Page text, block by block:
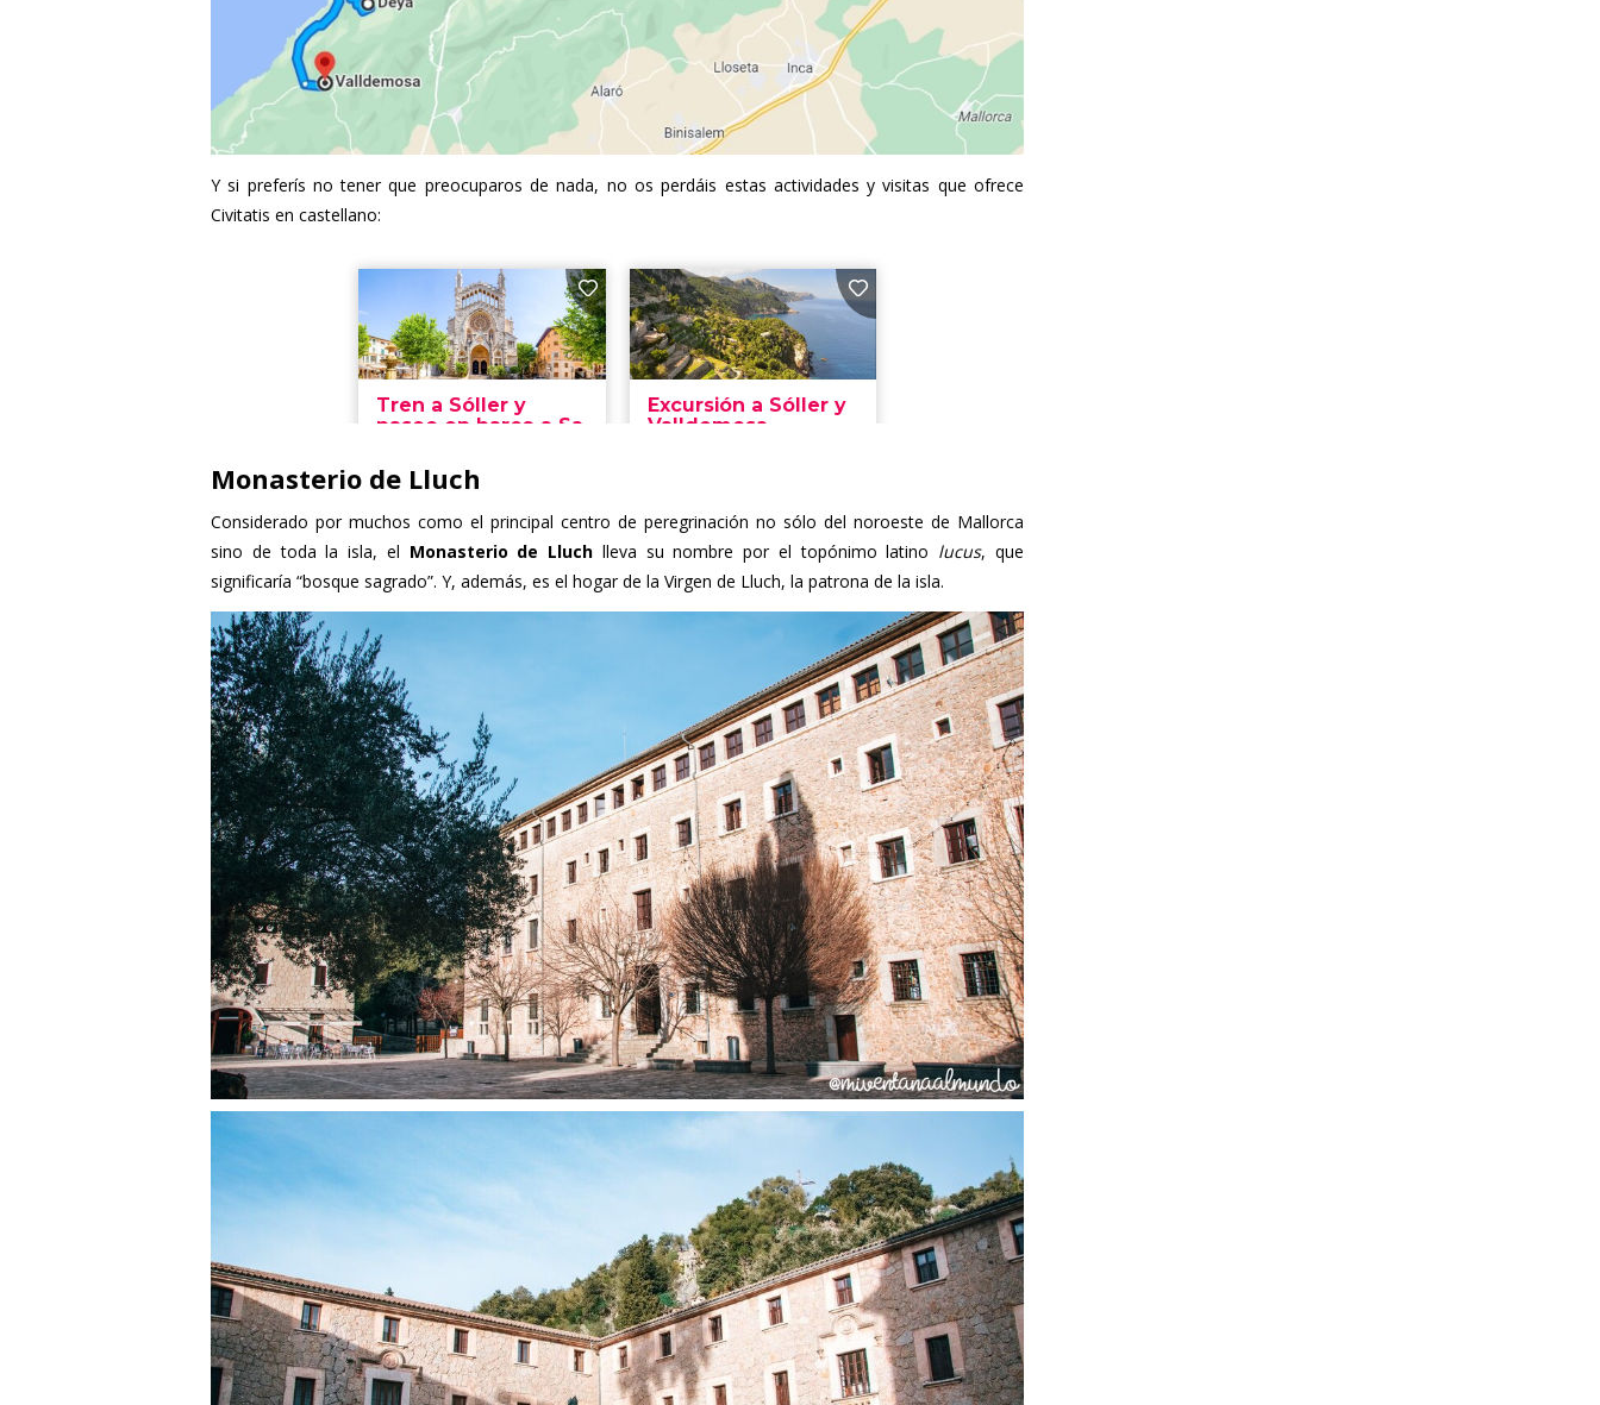
Y si preferís no tener que preocuparos de nada, no os perdáis estas actividades y visitas que ofrece
Civitatis en castellano:
Monasterio de Lluch
Considerado por muchos como el principal centro de peregrinación no sólo del noroeste de Mallorca
sino de toda la isla, el Monasterio de Lluch lleva su nombre por el topónimo latino lucus, que
significaría “bosque sagrado”. Y, además, es el hogar de la Virgen de Lluch, la patrona de la isla.